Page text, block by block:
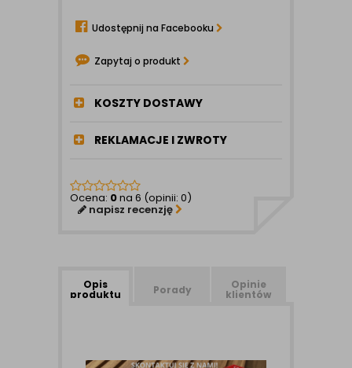
Udostępnij na Facebooku
Zapytaj o produkt
KOSZTY DOSTAWY
REKLAMACJE I ZWROTY
Ocena: 0na 6 (opinii: 0)
napisz recenzję
Opis
produktu Porady Opinie
klientów